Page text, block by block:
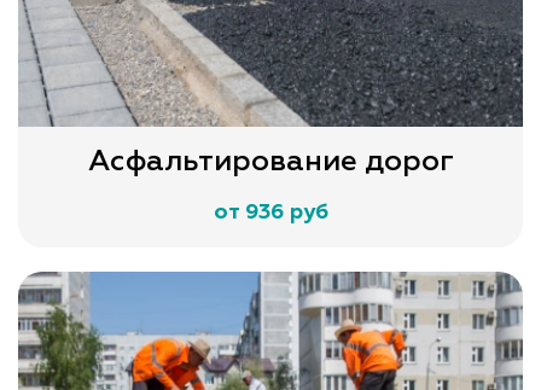
Асфальтирование дорог
от 936 руб